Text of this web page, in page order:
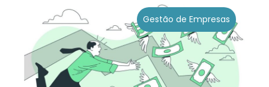
Gestão de Empresas